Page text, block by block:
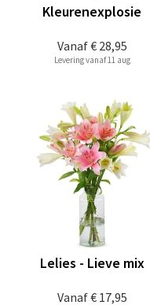
Vanaf€ 28,95
Kleurenexplosie
Levering vanaf 11 aug
Vanaf€ 17,95
Lelies - Lieve mix